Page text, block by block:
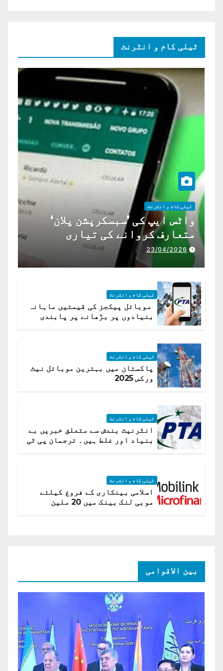
ٹیلی کام و انٹرنٹ
ٹیلی کام و انٹرنٹ
واٹس ایپ کی ’سبسکرپشن پلان‘
متعارف کروانے کی تیاری
23/04/2026
ٹیلی کام و انٹرنٹ
موبائل پیکجز کی قیمتیں ماہانہ
بنیادوں پر بڑھانے پر پابندی
ٹیلی کام و انٹرنٹ
پاکستان میں بہترین موبائل نیٹ
ورکس 2025
ٹیلی کام و انٹرنٹ
انٹرنیٹ بندش سے متعلق خبریں بے
بنیاد اور غلط ہیں۔ ترجمان پی ٹی
ٹیلی کام و انٹرنٹ
اسلامی بینکاری کے فروغ کیلئے
موبی لنک بینک میں 20 ملین
بین الاقوامی